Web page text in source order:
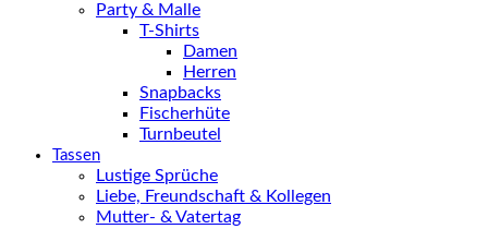
Party & Malle
T-Shirts
Damen
Herren
Snapbacks
Fischerhüte
Turnbeutel
Tassen
Lustige Sprüche
Liebe, Freundschaft & Kollegen
Mutter- & Vatertag